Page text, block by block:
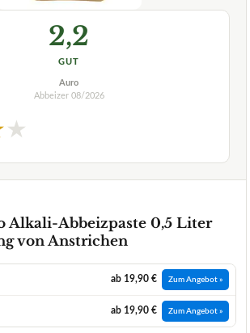
2,2
GUT
Auro
Abbeizer 08/2026
★
Alkali-Abbeizpaste 0,5 Liter
von Anstrichen
ab 19,90 € Zum Angebot »
ab 19,90 € Zum Angebot »